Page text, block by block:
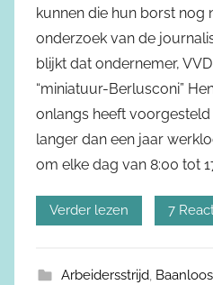
kunnen die hun borst nog
onderzoek van de
blijkt dat ondernemer,
“miniatuur-Berlusconi”
onlangs heeft
langer dan een jaar
om elke dag van 8:00 tot
Verder lezen 7
Arbeidersstrijd,